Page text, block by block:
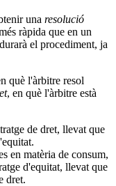
una resolució
ràpida que en un
el procediment, ja
què l'àrbitre resol
, en què l'àrbitre està
de dret, llevat que
en matèria de consum,
d'equitat, llevat que
dret.